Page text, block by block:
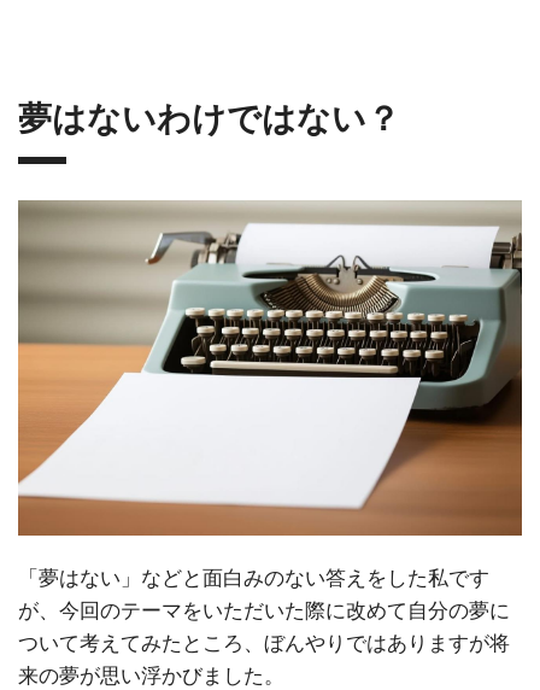
夢はないわけではない？
「夢はない」などと面白みのない答えをした私です
が、今回のテーマをいただいた際に改めて自分の夢に
ついて考えてみたところ、ぼんやりではありますが将
来の夢が思い浮かびました。